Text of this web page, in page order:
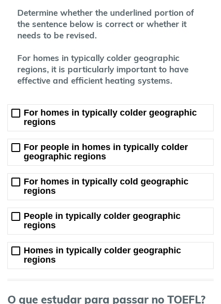
Determine whether the underlined portion of
the sentence below is correct or whether it
needs to be revised.
For homes in typically colder geographic
regions, it is particularly important to have
effective and efficient heating systems.
For homes in typically colder geographic
regions
For people in homes in typically colder
geographic regions
For homes in typically cold geographic
regions
People in typically colder geographic
regions
Homes in typically colder geographic
regions
O que estudar para passar no TOEFL?